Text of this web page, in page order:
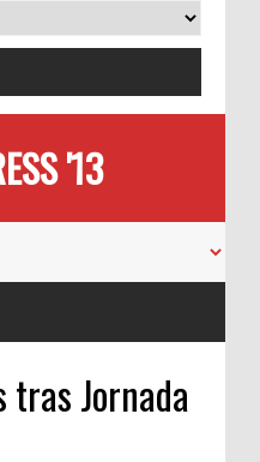
'13
tras Jornada